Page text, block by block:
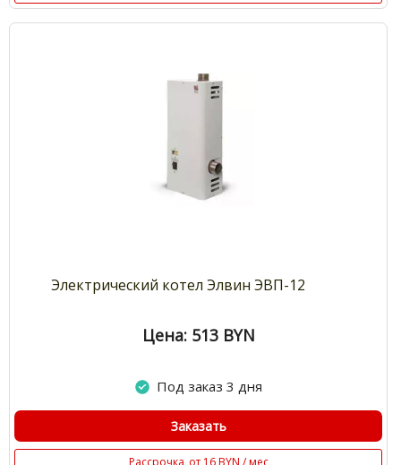
Электрический котел Элвин ЭВП-12
Цена: 513 BYN
Под заказ 3 дня
Заказать